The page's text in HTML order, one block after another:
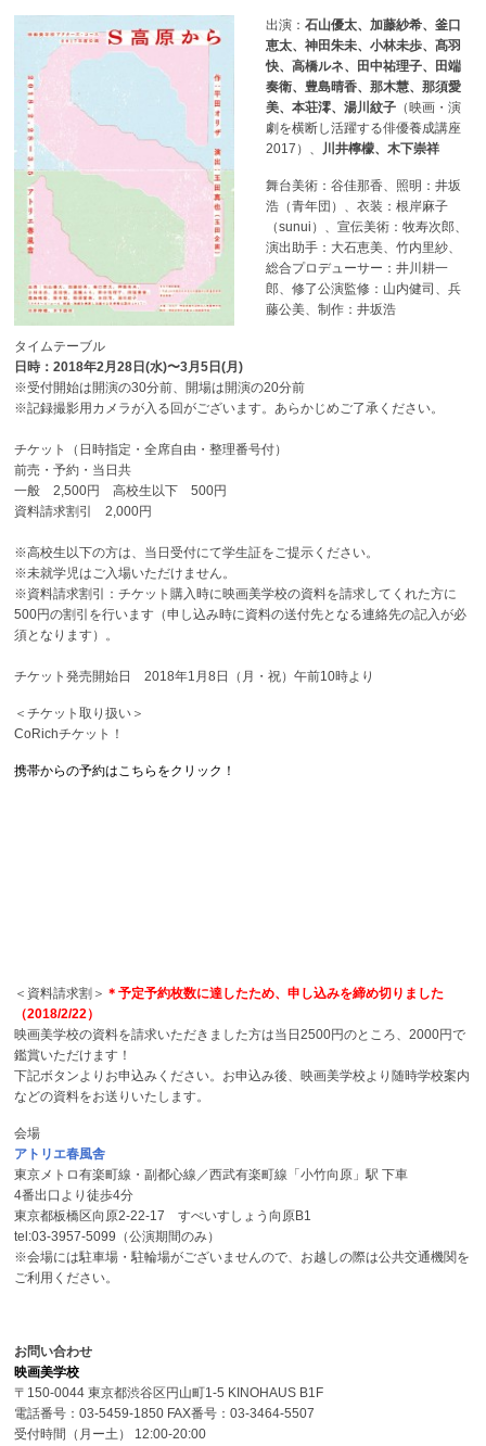
出演：石山優太、加藤紗希、釜口
恵太、神田朱未、小林未歩、髙羽
快、高橋ルネ、田中祐理子、田端
奏衛、豊島晴香、那木慧、那須愛
美、本荘澪、湯川紋子 （映画・演
劇を横断し活躍する俳優養成講座
2017）、 川井檸檬、木下崇祥
舞台美術：谷佳那香、照明：井坂
浩（青年団）、衣装：根岸麻子
（sunui）、宣伝美術：牧寿次郎、
演出助手：大石恵美、竹内里紗、
総合プロデューサー：井川耕一
郎、修了公演監修：山内健司、兵
藤公美、制作：井坂浩
タイムテーブル
日時：2018年2月28日(水)〜3月5日(月)
※受付開始は開演の30分前、開場は開演の20分前
※記録撮影用カメラが入る回がございます。あらかじめご了承ください。
チケット（日時指定・全席自由・整理番号付）
前売・予約・当日共
一般 2,500円 高校生以下 500円
資料請求割引 2,000円
※高校生以下の方は、当日受付にて学生証をご提示ください。
※未就学児はご入場いただけません。
※資料請求割引：チケット購入時に映画美学校の資料を請求してくれた方に
500円の割引を行います（申し込み時に資料の送付先となる連絡先の記入が必
須となります）。
チケット発売開始日 2018年1月8日（月・祝）午前10時より
＜チケット取り扱い＞
CoRichチケット！
携帯からの予約はこちらをクリック！
＜資料請求割＞ ＊予定予約枚数に達したため、申し込みを締め切りました
（2018/2/22）
映画美学校の資料を請求いただきました方は当日2500円のところ、2000円で
鑑賞いただけます！
下記ボタンよりお申込みください。お申込み後、映画美学校より随時学校案内
などの資料をお送りいたします。
会場
アトリエ春風舎
東京メトロ有楽町線・副都心線／西武有楽町線「小竹向原」駅 下車
4番出口より徒歩4分
東京都板橋区向原2-22-17 すぺいすしょう向原B1
tel:03-3957-5099（公演期間のみ）
※会場には駐車場・駐輪場がございませんので、お越しの際は公共交通機関を
ご利用ください。
お問い合わせ
映画美学校
〒150-0044 東京都渋谷区円山町1-5 KINOHAUS B1F
電話番号：03-5459-1850 FAX番号：03-3464-5507
受付時間（月ー土） 12:00-20:00